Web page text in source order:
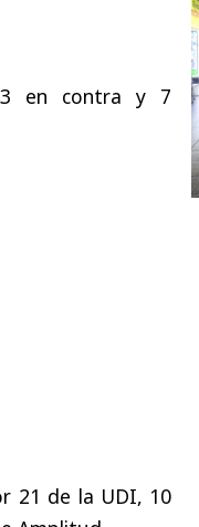
en contra y 7
21 de la UDI, 10